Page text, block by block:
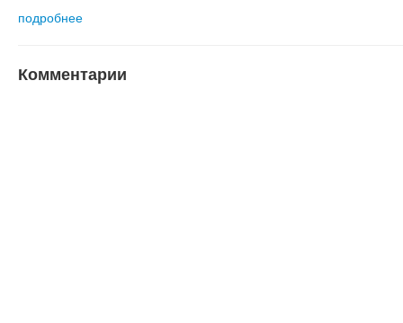
подробнее
Комментарии